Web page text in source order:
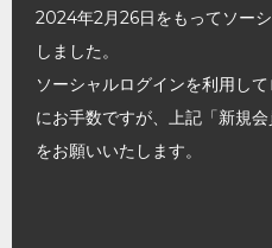
2024年2月26日をもってソー
しました。
ソーシャルログインを利用し
にお手数ですが、上記「新規
をお願いいたします。